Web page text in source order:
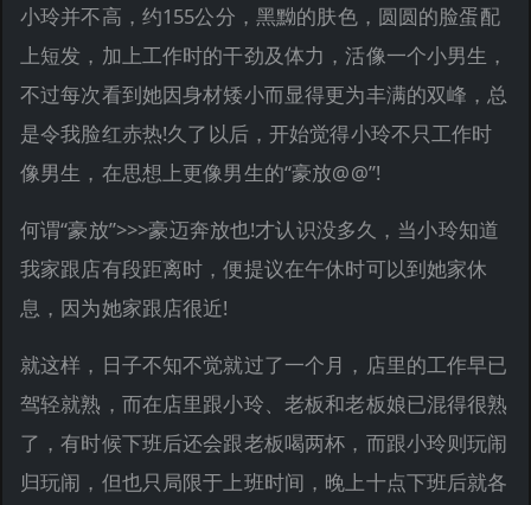
小玲并不高，约155公分，黑黝的肤色，圆圆的脸蛋配
上短发，加上工作时的干劲及体力，活像一个小男生，
不过每次看到她因身材矮小而显得更为丰满的双峰，总
是令我脸红赤热!久了以后，开始觉得小玲不只工作时
像男生，在思想上更像男生的“豪放@@”!
何谓“豪放”>>>豪迈奔放也!才认识没多久，当小玲知道
我家跟店有段距离时，便提议在午休时可以到她家休
息，因为她家跟店很近!
就这样，日子不知不觉就过了一个月，店里的工作早已
驾轻就熟，而在店里跟小玲、老板和老板娘已混得很熟
了，有时候下班后还会跟老板喝两杯，而跟小玲则玩闹
归玩闹，但也只局限于上班时间，晚上十点下班后就各